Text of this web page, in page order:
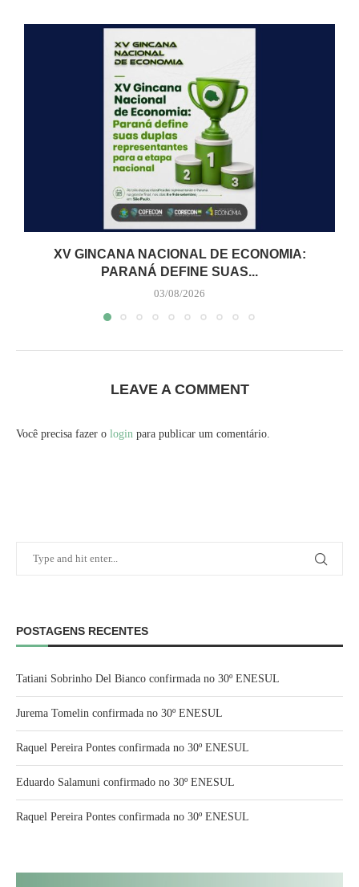
XV GINCANA NACIONAL DE ECONOMIA:
PARANÁ DEFINE SUAS...
03/08/2026
LEAVE A COMMENT
Você precisa fazer o login para publicar um comentário.
POSTAGENS RECENTES
Tatiani Sobrinho Del Bianco confirmada no 30º ENESUL
Jurema Tomelin confirmada no 30º ENESUL
Raquel Pereira Pontes confirmada no 30º ENESUL
Eduardo Salamuni confirmado no 30º ENESUL
Raquel Pereira Pontes confirmada no 30º ENESUL